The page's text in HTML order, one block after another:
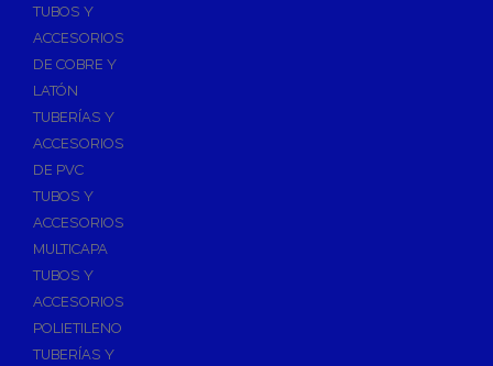
TUBOS Y
ACCESORIOS
DE COBRE Y
LATÓN
TUBERÍAS Y
ACCESORIOS
DE PVC
TUBOS Y
ACCESORIOS
MULTICAPA
TUBOS Y
ACCESORIOS
POLIETILENO
TUBERÍAS Y